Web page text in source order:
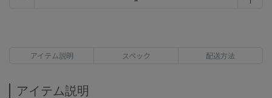
アイテム説明 スペック 配送方法
アイテム説明